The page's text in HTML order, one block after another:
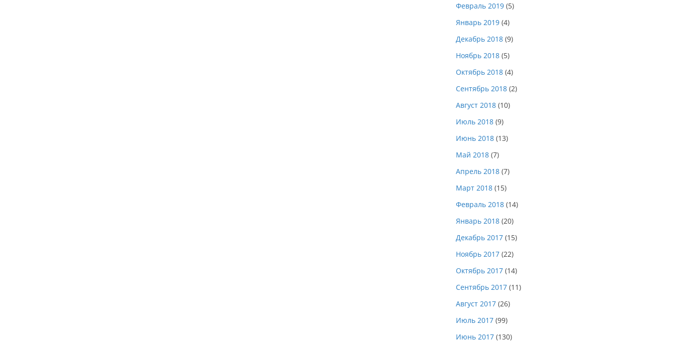
Февраль 2019 (5)
Январь 2019 (4)
Декабрь 2018 (9)
Ноябрь 2018 (5)
Октябрь 2018 (4)
Сентябрь 2018 (2)
Август 2018 (10)
Июль 2018 (9)
Июнь 2018 (13)
Май 2018 (7)
Апрель 2018 (7)
Март 2018 (15)
Февраль 2018 (14)
Январь 2018 (20)
Декабрь 2017 (15)
Ноябрь 2017 (22)
Октябрь 2017 (14)
Сентябрь 2017 (11)
Август 2017 (26)
Июль 2017 (99)
Июнь 2017 (130)